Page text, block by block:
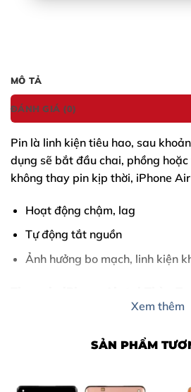
MÔ TẢ
ĐÁNH GIÁ (0)
Pin là linh kiện tiêu hao, sau
dụng sẽ bắt đầu chai, phồng
không thay pin kịp thời, iPhone Air
Hoạt động chậm, lag
Tự động tắt nguồn
Ảnh hưởng bo mạch, linh kiện
phục hiệu năng ban đầu, đảm
Xem thêm
SẢN PHẨM